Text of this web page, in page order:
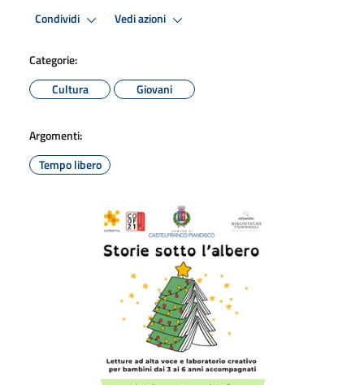
Condividi Vedi azioni
Categorie:
Cultura
Giovani
Argomenti:
Tempo libero